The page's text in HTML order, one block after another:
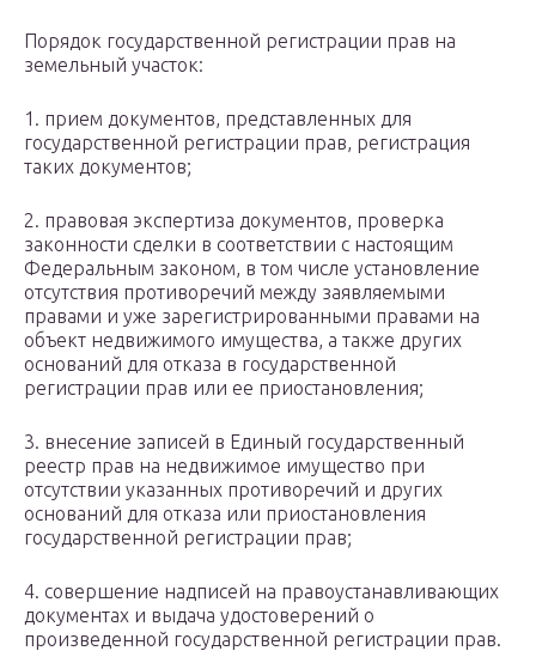
Порядок государственной регистрации прав на
земельный участок:
1. прием документов, представленных для
государственной регистрации прав, регистрация
таких документов;
2. правовая экспертиза документов, проверка
законности сделки в соответствии с настоящим
Федеральным законом, в том числе установление
отсутствия противоречий между заявляемыми
правами и уже зарегистрированными правами на
объект недвижимого имущества, а также других
оснований для отказа в государственной
регистрации прав или ее приостановления;
3. внесение записей в Единый государственный
реестр прав на недвижимое имущество при
отсутствии указанных противоречий и других
оснований для отказа или приостановления
государственной регистрации прав;
4. совершение надписей на правоустанавливающих
документах и выдача удостоверений о
произведенной государственной регистрации прав.